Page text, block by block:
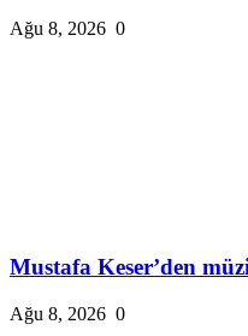
Ağu 8, 2026 0
Mustafa Keser’den
Ağu 8, 2026 0